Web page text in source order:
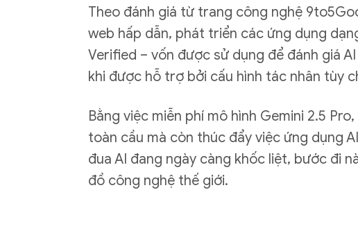
Theo đánh giá từ trang công nghệ
web hấp dẫn, phát triển các ứng dụng
Verified – vốn được sử dụng để đánh giá
khi được hỗ trợ bởi cấu hình tác nhân tùy
Bằng việc miễn phí mô hình Gemini 2.5
toàn cầu mà còn thúc đẩy việc ứng dụng
đua AI đang ngày càng khốc liệt, bước đi
đồ công nghệ thế giới.